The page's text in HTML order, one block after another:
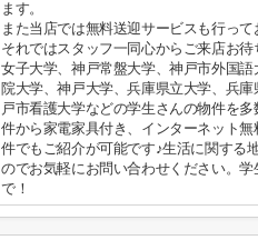
ます。
また当店では無料送迎サービスも行って
それではスタッフ一同心からご来店お
女子大学、神戸常盤大学、神戸市外国
院大学、神戸大学、兵庫県立大学、兵
戸市看護大学などの学生さんの物件を
件から家電家具付き、インターネット
件でもご紹介が可能です♪生活に関する
のでお気軽にお問い合わせください。
で！